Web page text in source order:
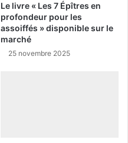
Le livre « Les 7 Épîtres en
profondeur pour les
assoiffés » disponible sur le
marché
25 novembre 2025